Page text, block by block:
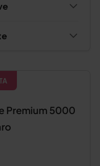
Premium 5000